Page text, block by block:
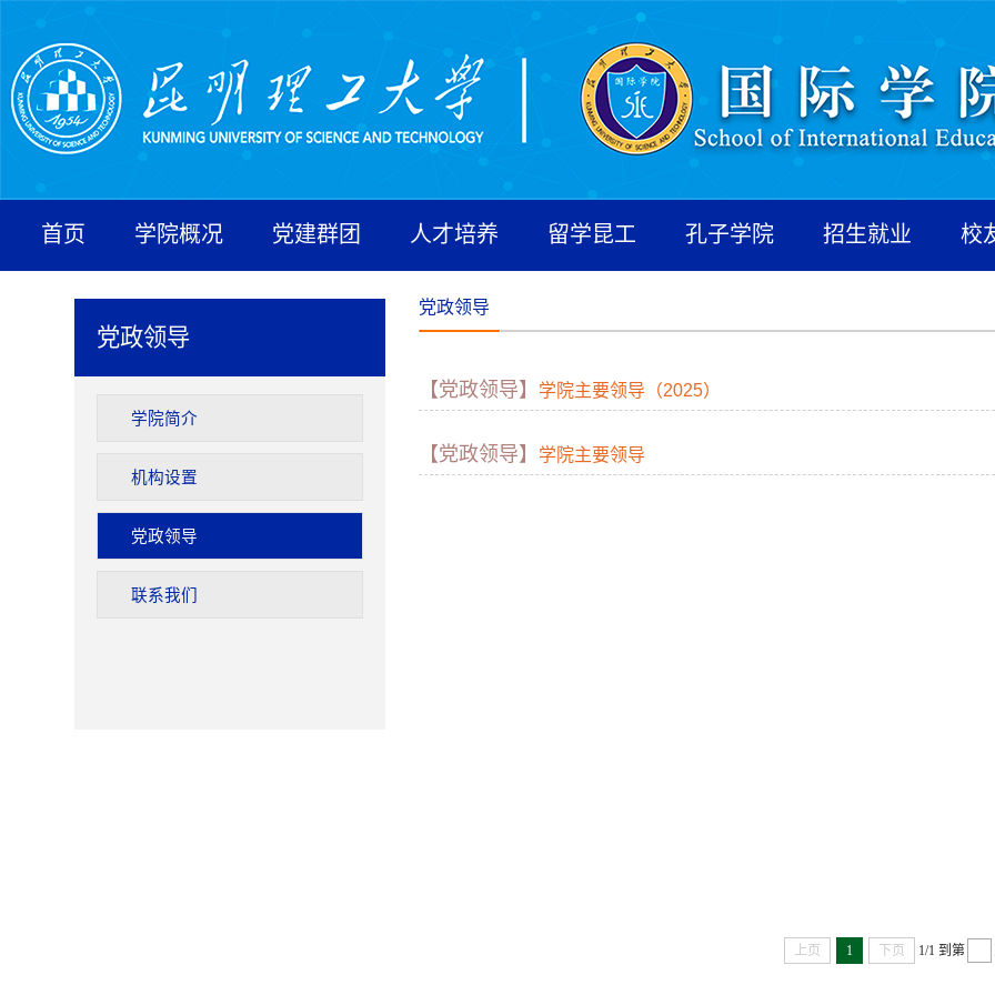
首页 学院概况 党建群团 人才培养 留学昆工 孔子学院 招生就业 校
党政领导
学院简介
机构设置
党政领导
联系我们
党政领导
【党政领导】 学院主要领导（2025）
【党政领导】 学院主要领导
上页 1 下页 1/1 到第